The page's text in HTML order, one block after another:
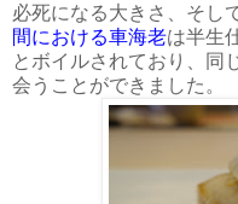
必死になる大きさ、そし
間における車海老は半生
とボイルされており、同
会うことができました。